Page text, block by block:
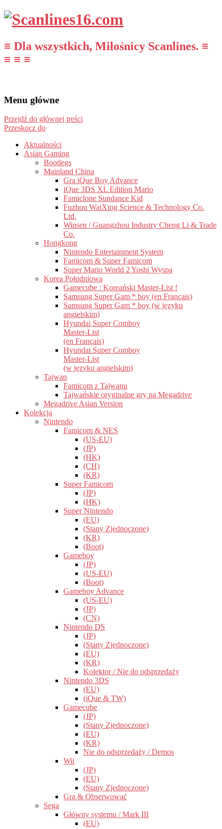
≡ Dla wszystkich, Miłośnicy Scanlines. ≡
≡ ≡ ≡
Menu główne
Przejdź do głównej treści
Przeskocz do
Aktualności
Asian Gaming
Bootlegs
Mainland China
Gra iQue Boy Advance
iQue 3DS XL Edition Mario
Famiclone Sundance Kid
Fuzhou WaiXing Science & Technology Co.
Ltd.
Winsen / Guangzhou Industry Cheng Li & Trade
Co.
Hongkong
Nintendo Entertainment System
Famicom & Super Famicom
Super Mario World 2 Yoshi Wyspa
Korea Południowa
Gamecube : Koreański Master-List !
Samsung Super Gam * boy (en Français)
Samsung Super Gam * boy (w języku
angielskim)
Hyundai Super Comboy
Master-List
(en Français)
Hyundai Super Comboy
Master-List
(w języku angielskim)
Tajwan
Famicom z Tajwanu
Tajwańskie oryginalne gry na Megadrive
Megadrive Asian Version
Kolekcja
Nintendo
Famicom & NES
(US-EU)
(JP)
(HK)
(CH)
(KR)
Super Famicom
(JP)
(HK)
Super Nintendo
(EU)
(Stany Zjednoczone)
(KR)
(Boot)
Gameboy
(JP)
(US-EU)
(Boot)
Gameboy Advance
(US-EU)
(JP)
(CN)
Nintendo DS
(JP)
(Stany Zjednoczone)
(EU)
(KR)
Kolektor / Nie do odsprzedaży
Nintendo 3DS
(EU)
(iQue & TW)
Gamecube
(JP)
(Stany Zjednoczone)
(EU)
(KR)
Nie do odsprzedaży / Demos
Wii
(JP)
(EU)
(Stany Zjednoczone)
Gra & Obserwować
Sega
Główny systemu / Mark III
(EU)